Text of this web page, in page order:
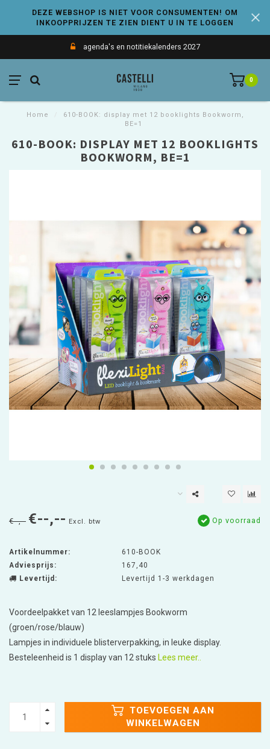
DEZE WEBSHOP IS NIET VOOR CONSUMENTEN! OM
INKOOPPRIJZEN TE ZIEN DIENT U IN TE LOGGEN
agenda's en notitiekalenders 2027
0
Home
610-BOOK: display met 12 booklights Bookworm,
BE=1
610-BOOK: DISPLAY MET 12 BOOKLIGHTS
BOOKWORM, BE=1
€--,-- €--,-- Excl. btw Op voorraad
Artikelnummer:
610-BOOK
Adviesprijs:
167,40
Levertijd:
Levertijd 1-3 werkdagen
Voordeelpakket van 12 leeslampjes Bookworm
(groen/rose/blauw)
Lampjes in individuele blisterverpakking, in leuke display.
Besteleenheid is 1 display van 12 stuks Lees meer..
TOEVOEGEN AAN
WINKELWAGEN